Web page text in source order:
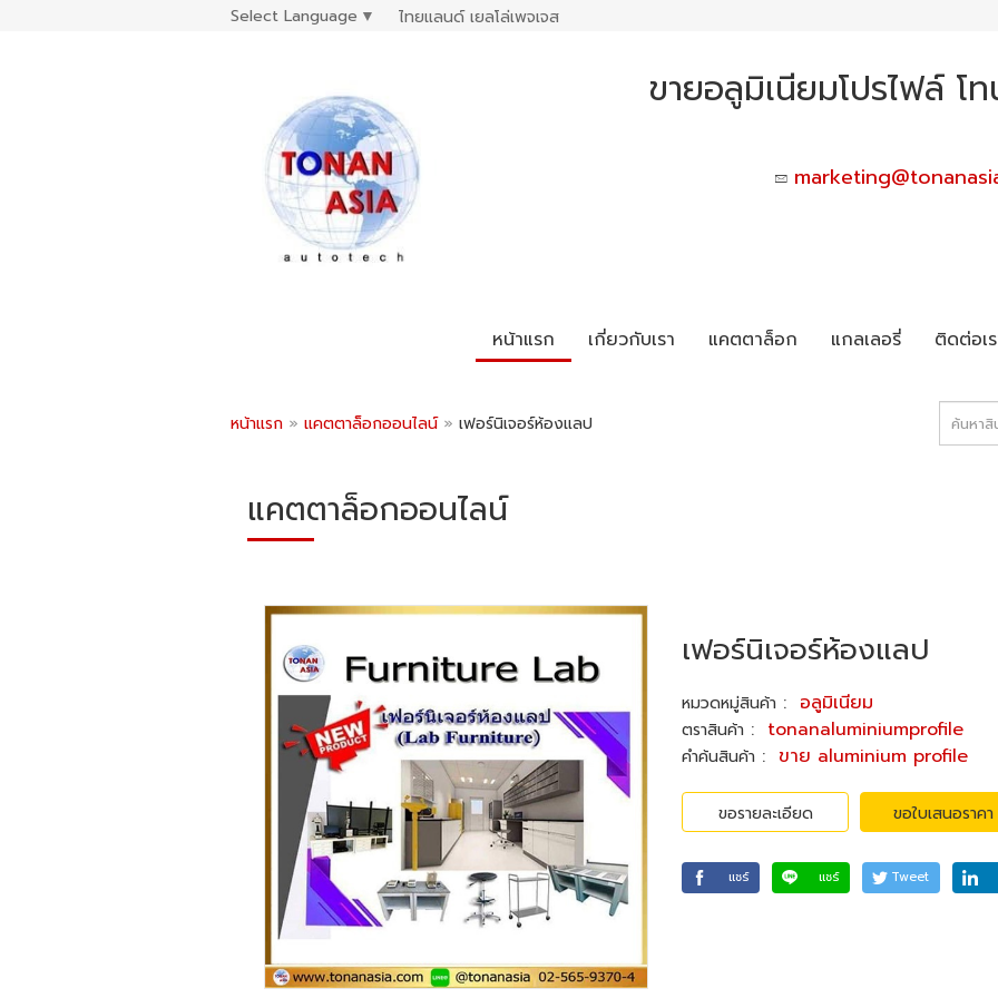
Select Language ▼ ไทยแลนด์ เยลโล่เพจเจส
ขายอลูมิเนียมโปรไฟล์ โ
หน้าแรก เกี่ยวกับเรา แคตตาล็อก แกลเลอรี่ ติดต่อเ
หน้าแรก » แคตตาล็อกออนไลน์ » เฟอร์นิเจอร์ห้องแลป
แคตตาล็อกออนไลน์
เฟอร์นิเจอร์ห้องแลป
หมวดหมู่สินค้า : อลูมิเนียม
ตราสินค้า : tonanaluminiumprofile
คำค้นสินค้า : ขาย aluminium profile
ขอรายละเอียด ขอใบเสนอราคา
แชร์ แชร์ Tweet